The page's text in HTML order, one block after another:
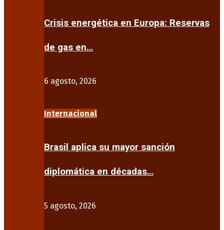
Crisis energética en Europa: Reservas
de gas en…
6 agosto, 2026
Internacional
Brasil aplica su mayor sanción
diplomática en décadas…
5 agosto, 2026